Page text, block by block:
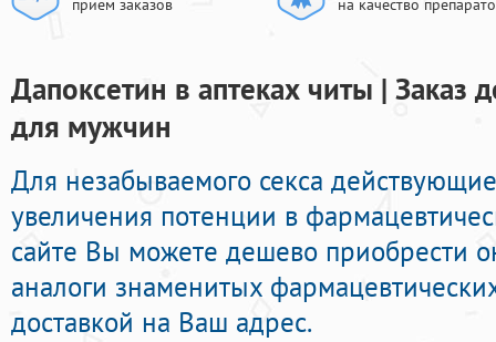
прием заказов на качество
Дапоксетин в аптеках читы | Заказ
для мужчин
Для незабываемого секса
увеличения потенции в
сайте Вы можете дешево приобрести
аналоги знаменитых
доставкой на Ваш адрес.